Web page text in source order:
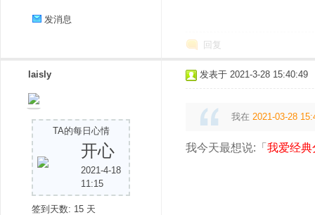
发消息
回复
laisly
TA的每日心情
开心
2021-4-18
11:15
签到天数: 15 天
发表于 2021-3-28 15:40:49
我在 2021-03-28
我今天最想说:「 我爱经典